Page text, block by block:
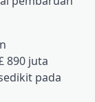
890 juta
pada